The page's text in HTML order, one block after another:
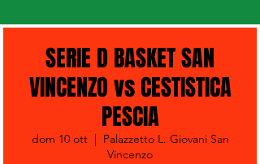
SERIE D BASKET SAN
VINCENZO vs CESTISTICA
PESCIA
dom 10 ott
  |
Palazzetto L. Giovani San
Vincenzo